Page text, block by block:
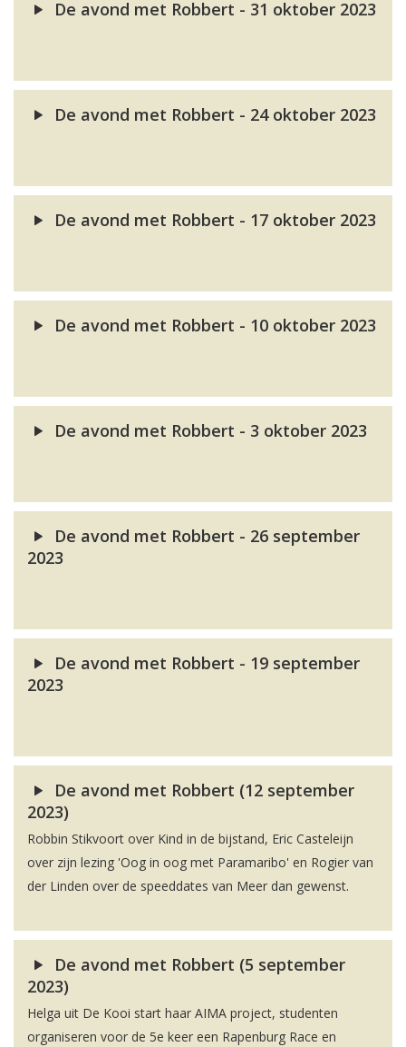
De avond met Robbert - 31 oktober 2023
De avond met Robbert - 24 oktober 2023
De avond met Robbert - 17 oktober 2023
De avond met Robbert - 10 oktober 2023
De avond met Robbert - 3 oktober 2023
De avond met Robbert - 26 september
2023
De avond met Robbert - 19 september
2023
De avond met Robbert (12 september
2023)
Robbin Stikvoort over Kind in de bijstand, Eric Casteleijn
over zijn lezing 'Oog in oog met Paramaribo' en Rogier van
der Linden over de speeddates van Meer dan gewenst.
De avond met Robbert (5 september
2023)
Helga uit De Kooi start haar AIMA project, studenten
organiseren voor de 5e keer een Rapenburg Race en